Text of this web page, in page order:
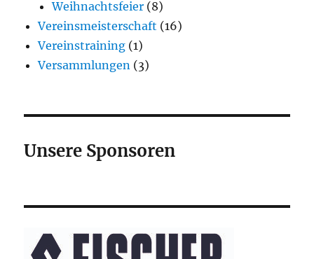
Weihnachtsfeier (8)
Vereinsmeisterschaft (16)
Vereinstraining (1)
Versammlungen (3)
Unsere Sponsoren